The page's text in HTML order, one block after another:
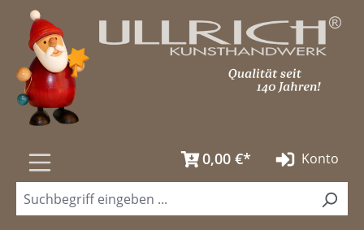
Zum Hauptinhalt springen
0,00 €* Konto